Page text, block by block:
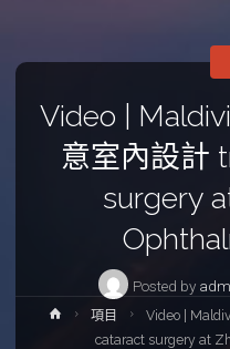
Video |
意室內設計
surgery
Posted by
Home項目
Video |
cataract surgery at